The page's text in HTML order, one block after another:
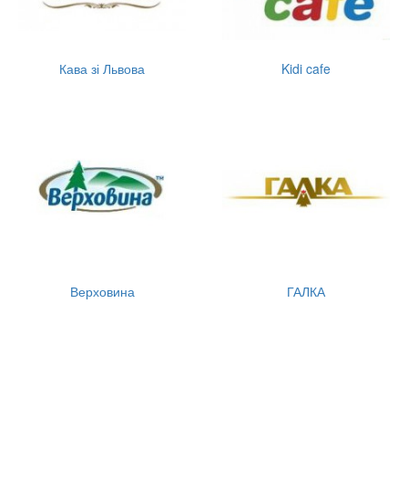
Кава зі Львова Kidi cafe
Верховина ГАЛКА